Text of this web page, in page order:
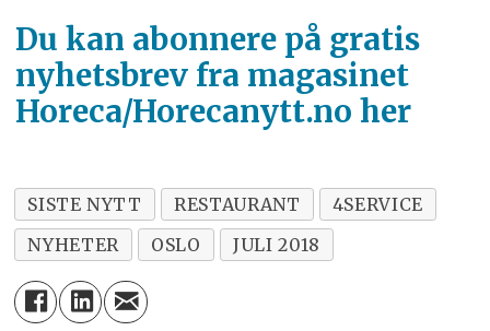
Du kan abonnere på gratis
nyhetsbrev fra magasinet
Horeca/Horecanytt.no her
SISTE NYTT RESTAURANT
4SERVICE
NYHETER
OSLO JULI 2018